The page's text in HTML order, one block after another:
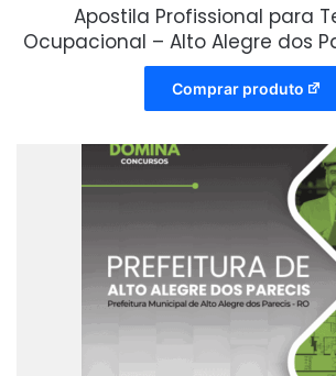
Apostila Profissional para
Ocupacional – Alto Alegre dos
Comprar produto